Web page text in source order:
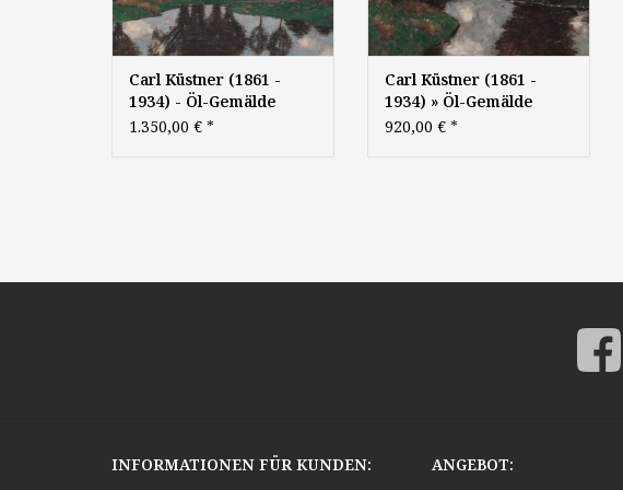
Carl Küstner (1861 -
1934) - Öl-Gemälde
Landschaft Münchner
1.350,00 € *
Carl Küstner (1861 -
1934) » Öl-Gemälde
Landschaft
920,00 € *
INFORMATIONEN FÜR KUNDEN:
ANGEBOT: